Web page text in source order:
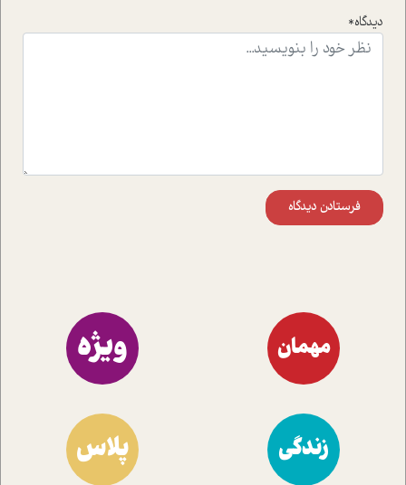
موثرترین راهکارهای استفاده از هوش مصنوعی در حوزه های
دیدگاه*
فرستادن دیدگاه
مهمان ویژه
زندگی پلاس